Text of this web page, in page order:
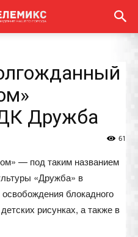
Дружба
61
— под таким названием
«Дружба» в
блокадного
рисунках, а также в